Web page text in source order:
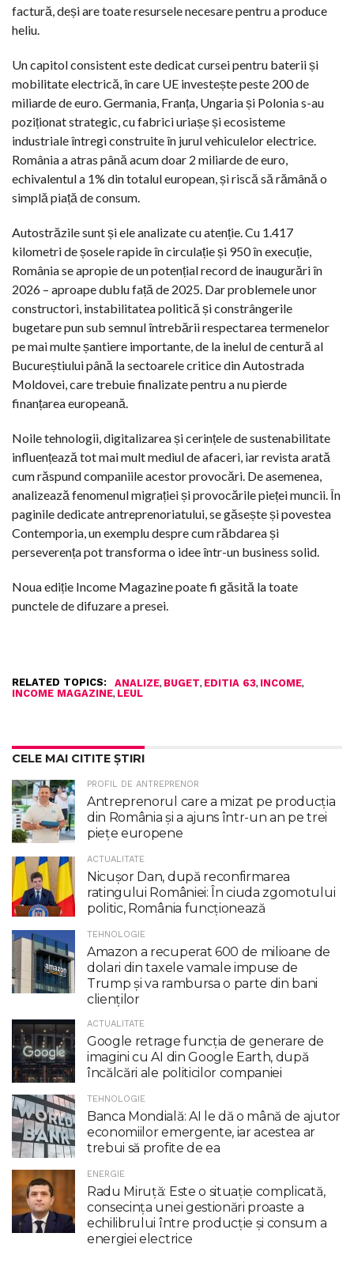
factură, deși are toate resursele necesare pentru a produce
heliu.
Un capitol consistent este dedicat cursei pentru baterii și
mobilitate electrică, în care UE investește peste 200 de
miliarde de euro. Germania, Franța, Ungaria și Polonia s-au
poziționat strategic, cu fabrici uriașe și ecosisteme
industriale întregi construite în jurul vehiculelor electrice.
România a atras până acum doar 2 miliarde de euro,
echivalentul a 1% din totalul european, și riscă să rămână o
simplă piață de consum.
Autostrăzile sunt și ele analizate cu atenție. Cu 1.417
kilometri de șosele rapide în circulație și 950 în execuție,
România se apropie de un potențial record de inaugurări în
2026 – aproape dublu față de 2025. Dar problemele unor
constructori, instabilitatea politică și constrângerile
bugetare pun sub semnul întrebării respectarea termenelor
pe mai multe șantiere importante, de la inelul de centură al
Bucureștiului până la sectoarele critice din Autostrada
Moldovei, care trebuie finalizate pentru a nu pierde
finanțarea europeană.
Noile tehnologii, digitalizarea și cerințele de sustenabilitate
influențează tot mai mult mediul de afaceri, iar revista arată
cum răspund companiile acestor provocări. De asemenea,
analizează fenomenul migrației și provocările pieței muncii. În
paginile dedicate antreprenoriatului, se găsește și povestea
Contemporia, un exemplu despre cum răbdarea și
perseverența pot transforma o idee într-un business solid.
Noua ediție Income Magazine poate fi găsită la toate
punctele de difuzare a presei.
RELATED TOPICS: ANALIZE, BUGET, EDITIA 63, INCOME,
INCOME MAGAZINE, LEUL
CELE MAI CITITE ȘTIRI
PROFIL DE ANTREPRENOR
Antreprenorul care a mizat pe producția
din România și a ajuns într-un an pe trei
piețe europene
ACTUALITATE
Nicuşor Dan, după reconfirmarea
ratingului României: În ciuda zgomotului
politic, România funcţionează
TEHNOLOGIE
Amazon a recuperat 600 de milioane de
dolari din taxele vamale impuse de
Trump şi va rambursa o parte din bani
clienţilor
ACTUALITATE
Google retrage funcţia de generare de
imagini cu AI din Google Earth, după
încălcări ale politicilor companiei
TEHNOLOGIE
Banca Mondială: AI le dă o mână de ajutor
economiilor emergente, iar acestea ar
trebui să profite de ea
ENERGIE
Radu Miruţă: Este o situaţie complicată,
consecinţa unei gestionări proaste a
echilibrului între producţie şi consum a
energiei electrice